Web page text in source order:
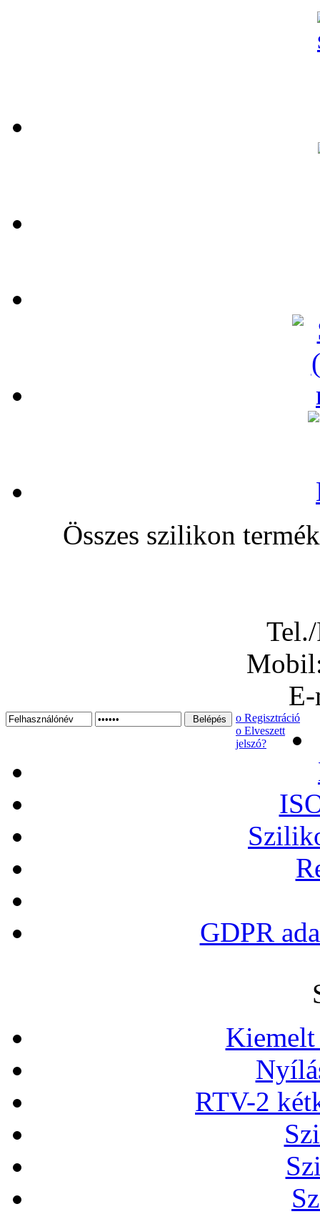
Összes szilikon
ο Regisztráció
ο Elveszett
jelszó?
GDPR
RTV-2